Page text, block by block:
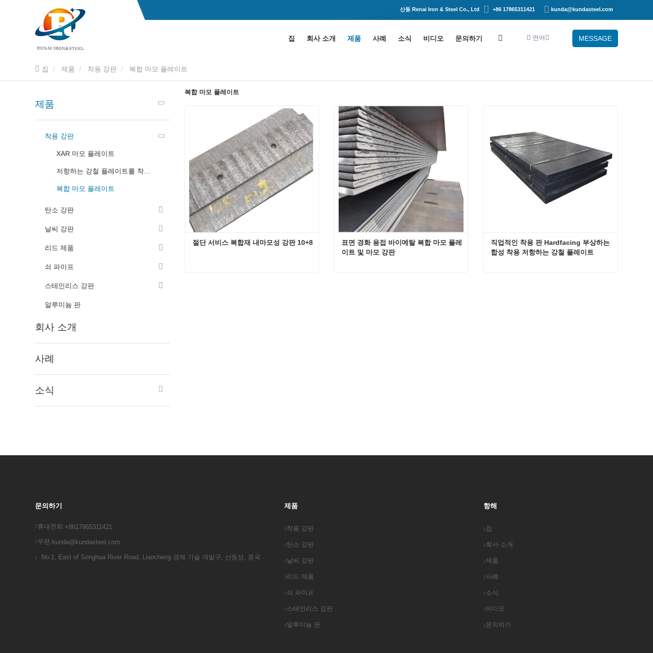
산동 Renai Iron & Steel Co., Ltd +86 17865311421 kunda@kundasteel.com
집 회사 소개 제품 사례 소식 비디오 문의하기 MESSAGE
언어
집 제품 착용 강판 복합 마모 플레이트
제품
착용 강판
XAR 마모 플레이트
복합 마모 플레이트
탄소 강판
날씨 강판
리드 제품
쇠 파이프
스테인리스 강판
알루미늄 판
회사 소개
사례
소식
복합 마모 플레이트
절단 서비스 복합재 내마모성 강판 10+8
표면 경화 용접 바이메탈 복합 마모 플레
이트 및 마모 강판
직업적인 착용 판 Hardfacing 부상하는
합성 착용 저항하는 강철 플레이트
문의하기
휴대전화:+8617865311421
우편: kunda@kundasteel.com
No.1, East of Songhua River Road, Liaocheng 경제 기술 개발구, 산둥성, 중국
제품
착용 강판
탄소 강판
날씨 강판
리드 제품
쇠 파이프
스테인리스 강판
알루미늄 판
항해
집
회사 소개
제품
사례
소식
비디오
문의하기